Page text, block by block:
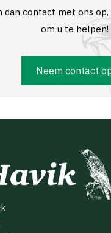
dan contact met ons
om u te helpen!
Neem contact